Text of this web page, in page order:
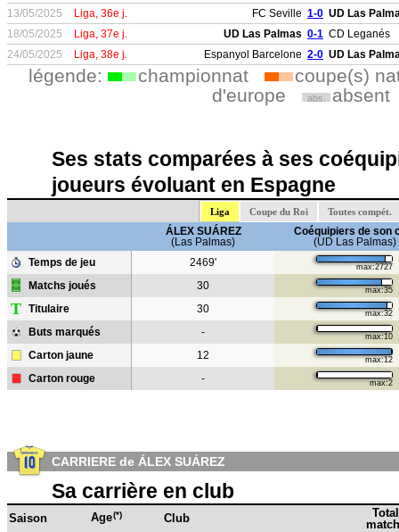
13/05/2025
Liga, 36e j. FC Seville 1-0 UD Las
18/05/2025
Liga, 37e j. UD Las Palmas 0-1 CD Leganés
24/05/2025
Liga, 38e j. Espanyol Barcelone 2-0 UD Las
légende: championnat
coupe(s)
d'europe
abs. absent
Ses stats comparées à ses
joueurs évoluant en Espagne
Liga Coupe du Roi Toutes compét.
ÁLEX SUÁREZ
(Las Palmas)
Coéquipiers de son
(UD Las Palmas)
Temps de jeu
2469' max:2727
Matchs joués 30 max:35
T Titulaire 30 max:32
Buts marqués - max:10
Carton jaune 12 max:12
Carton rouge - max:2
CARRIERE de ÁLEX SUÁREZ
Sa carrière en club
Saison Age(*) Club
Total